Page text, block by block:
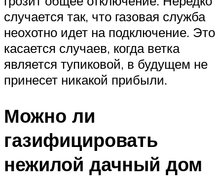
случается так, что газовая служба
неохотно идет на подключение. Это
касается случаев, когда ветка
является тупиковой, в будущем не
принесет никакой прибыли.
Можно ли
газифицировать
нежилой дачный дом